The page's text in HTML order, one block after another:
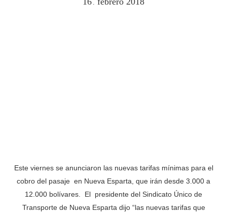
.
Este viernes se anunciaron las nuevas tarifas mínimas para el
cobro del pasaje en Nueva Esparta, que irán desde 3.000 a
12.000 bolívares. El presidente del Sindicato Único de
Transporte de Nueva Esparta dijo “las nuevas tarifas que